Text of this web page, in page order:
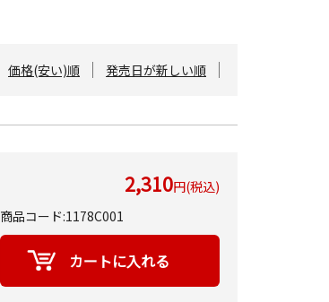
価格(安い)順 発売日が新しい順
2,310円(税込)
商品コード:1178C001